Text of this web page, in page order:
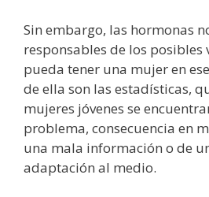
Sin embargo, las hormonas
responsables de los posibles
pueda tener una mujer en
de ella son las estadísticas,
mujeres jóvenes se
problema, consecuencia en
una mala información o de
adaptación al medio.